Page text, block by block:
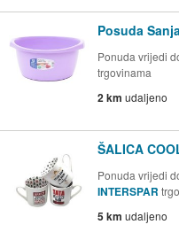
Posuda
Ponuda vrijedi
trgovinama
2 km udaljeno
ŠALICA
Ponuda vrijedi
INTERSPAR
5 km udaljeno